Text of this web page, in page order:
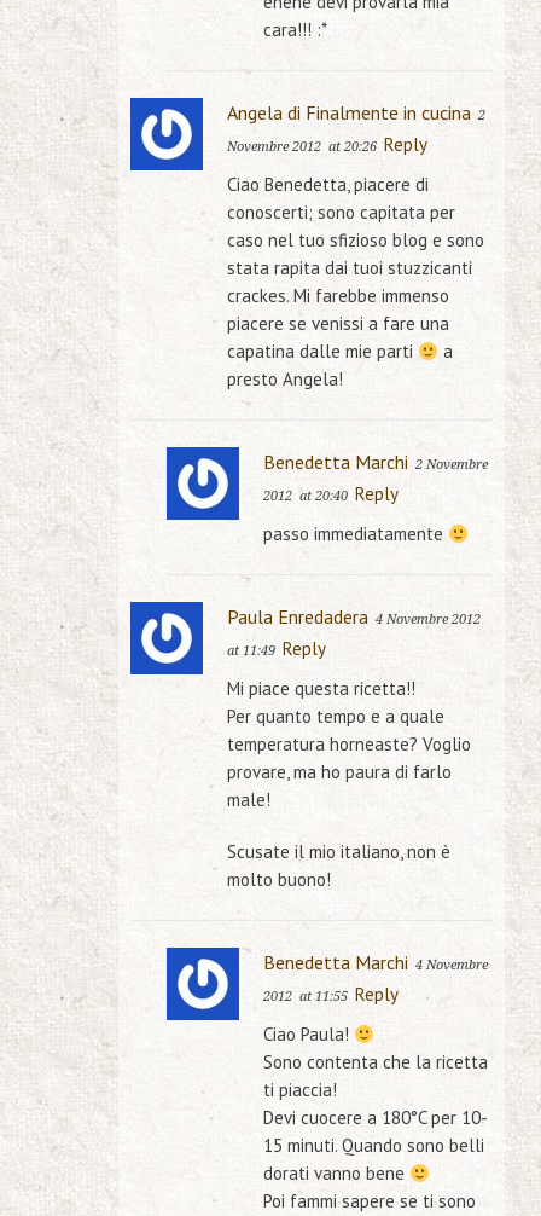
cara!!! :*
Angela di Finalmente in cucina 2
Novembre 2012 at 20:26 Reply
Ciao Benedetta, piacere di
conoscerti; sono capitata per
caso nel tuo sfizioso blog e sono
stata rapita dai tuoi stuzzicanti
crackes. Mi farebbe immenso
piacere se venissi a fare una
capatina dalle mie parti
a
presto Angela!
Benedetta Marchi 2 Novembre
2012 at 20:40 Reply
passo immediatamente
Paula Enredadera 4 Novembre 2012
at 11:49 Reply
Mi piace questa ricetta!!
Per quanto tempo e a quale
temperatura horneaste? Voglio
provare, ma ho paura di farlo
male!
Scusate il mio italiano, non è
molto buono!
Benedetta Marchi 4 Novembre
2012 at 11:55 Reply
Ciao Paula!
Sono contenta che la ricetta
ti piaccia!
Devi cuocere a 180°C per 10-
15 minuti. Quando sono belli
dorati vanno bene
Poi fammi sapere se ti sono